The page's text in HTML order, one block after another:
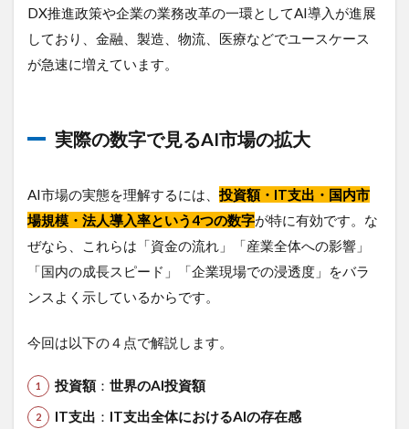
4.4.3
3.投
スク管
5
用
を
支
え
る
通
信
フ
の
重
要
DX推進政策や企業の業務改革の一環としてAI導入が進展
しており、金融、製造、物流、医療などでユースケース
が急速に増えています。
実際の数字で見るAI市場の拡大
AI市場の実態を理解するには、 投資額・IT支出・国内市
場規模・法人導入率という4つの数字が特に有効です。な
ぜなら、これらは「資金の流れ」「産業全体への影響」
「国内の成長スピード」「企業現場での浸透度」をバラ
ンスよく示しているからです。
今回は以下の４点で解説します。
投資額： 世界のAI投資額
IT支出 ： IT支出全体におけるAIの存在感